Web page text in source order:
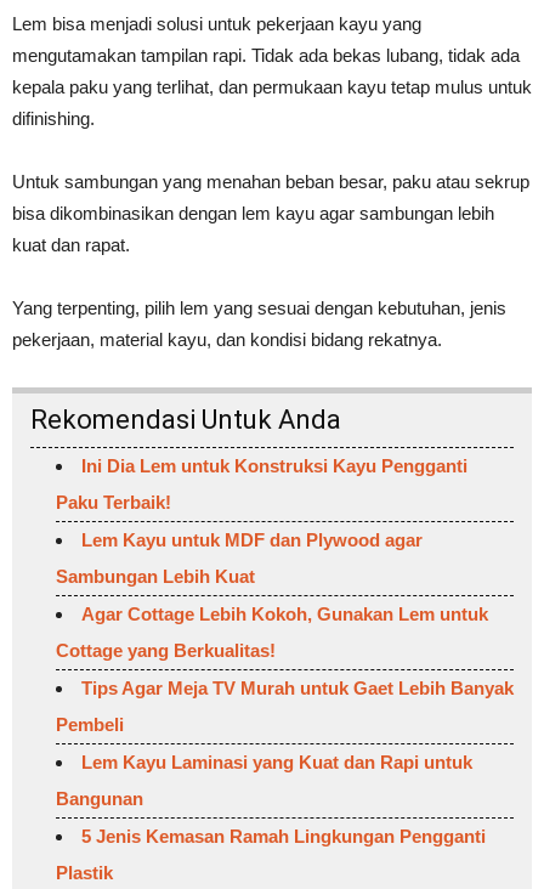
Lem bisa menjadi solusi untuk pekerjaan kayu yang
mengutamakan tampilan rapi. Tidak ada bekas lubang, tidak ada
kepala paku yang terlihat, dan permukaan kayu tetap mulus untuk
difinishing.
Untuk sambungan yang menahan beban besar, paku atau sekrup
bisa dikombinasikan dengan lem kayu agar sambungan lebih
kuat dan rapat.
Yang terpenting, pilih lem yang sesuai dengan kebutuhan, jenis
pekerjaan, material kayu, dan kondisi bidang rekatnya.
Rekomendasi Untuk Anda
Ini Dia Lem untuk Konstruksi Kayu Pengganti
Paku Terbaik!
Lem Kayu untuk MDF dan Plywood agar
Sambungan Lebih Kuat
Agar Cottage Lebih Kokoh, Gunakan Lem untuk
Cottage yang Berkualitas!
Tips Agar Meja TV Murah untuk Gaet Lebih Banyak
Pembeli
Lem Kayu Laminasi yang Kuat dan Rapi untuk
Bangunan
5 Jenis Kemasan Ramah Lingkungan Pengganti
Plastik